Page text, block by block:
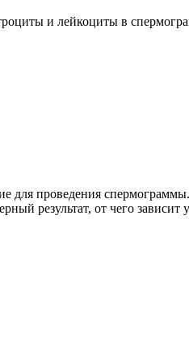
и лейкоциты в
для проведения
результат, от чего зависит